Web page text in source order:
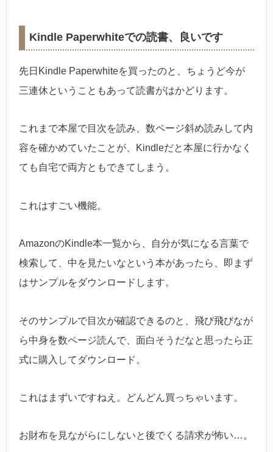
Kindle Paperwhiteでの読書、良いです
先日Kindle Paperwhiteを買ったのと、ちょうど今が
三連休ということもあって読書がはかどります。
これまで本屋で目次を読み、数ページ斜め読みして内
容を確かめていたことが、Kindleだと本屋に行かなく
ても自宅で両方ともできてしまう。
これはすごい機能。
AmazonのKindle本一覧から、自分が気になる言葉で
検索して、中を見たいなという本があったら、即まず
はサンプルをダウンロードします。
そのサンプルで目次が確認できるのと、飛び飛びなが
ら中身を数ページ読んで、面白そうだなと思ったら正
式に購入してダウンロード。
これはまずいですねえ。どんどん買っちゃいます。
お財布を見ながらにしないと後でくる請求が怖い…。